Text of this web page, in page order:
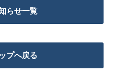
らせ一覧
プへ戻る